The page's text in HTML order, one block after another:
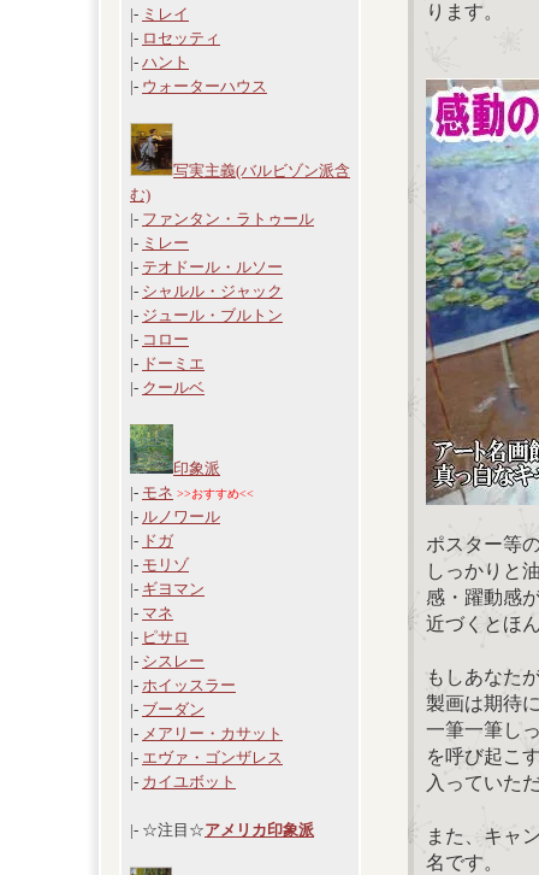
|- ミレイ
|- ロセッティ
|- ハント
|- ウォーターハウス
写実主義(バルビゾン派含
む)
|- ファンタン・ラトゥール
|- ミレー
|- テオドール・ルソー
|- シャルル・ジャック
|- ジュール・ブルトン
|- コロー
|- ドーミエ
|- クールベ
印象派
|- モネ >>おすすめ<<
|- ルノワール
|- ドガ
|- モリゾ
|- ギヨマン
|- マネ
|- ピサロ
|- シスレー
|- ホイッスラー
|- ブーダン
|- メアリー・カサット
|- エヴァ・ゴンザレス
|- カイユボット
|- ☆注目☆アメリカ印象派
ります。
ポスター等
しっかりと
感・躍動感
近づくとほ
もしあなた
製画は期待
一筆一筆し
を呼び起こ
入っていた
また、キャ
名です。